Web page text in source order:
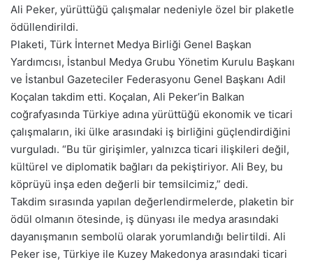
Ali Peker, yürüttüğü çalışmalar nedeniyle özel bir plaketle
ödüllendirildi.
Plaketi, Türk İnternet Medya Birliği Genel Başkan
Yardımcısı, İstanbul Medya Grubu Yönetim Kurulu Başkanı
ve İstanbul Gazeteciler Federasyonu Genel Başkanı Adil
Koçalan takdim etti. Koçalan, Ali Peker’in Balkan
coğrafyasında Türkiye adına yürüttüğü ekonomik ve ticari
çalışmaların, iki ülke arasındaki iş birliğini güçlendirdiğini
vurguladı. “Bu tür girişimler, yalnızca ticari ilişkileri değil,
kültürel ve diplomatik bağları da pekiştiriyor. Ali Bey, bu
köprüyü inşa eden değerli bir temsilcimiz,” dedi.
Takdim sırasında yapılan değerlendirmelerde, plaketin bir
ödül olmanın ötesinde, iş dünyası ile medya arasındaki
dayanışmanın sembolü olarak yorumlandığı belirtildi. Ali
Peker ise, Türkiye ile Kuzey Makedonya arasındaki ticari